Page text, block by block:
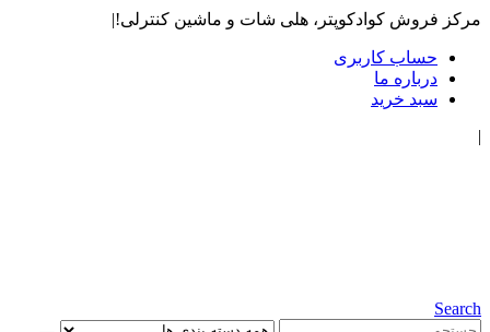
مرکز فروش کوادکوپتر، هلی شات و ماشین کنترلی!|
حساب کاربری
درباره ما
سبد خرید
|
Search